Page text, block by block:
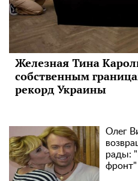
Железная Тина
собственным
рекорд Украины
Олег
рады:
фронт"